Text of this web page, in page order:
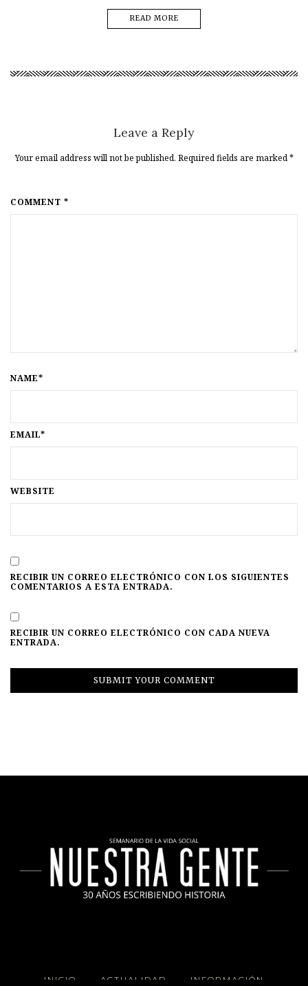
READ MORE
Leave a Reply
Your email address will not be published. Required fields are marked*
COMMENT *
NAME*
EMAIL*
WEBSITE
RECIBIR UN CORREO ELECTRÓNICO CON LOS SIGUIENTES
COMENTARIOS A ESTA ENTRADA.
RECIBIR UN CORREO ELECTRÓNICO CON CADA NUEVA
ENTRADA.
INICIO ACTUALIDAD INFORMACIÓN